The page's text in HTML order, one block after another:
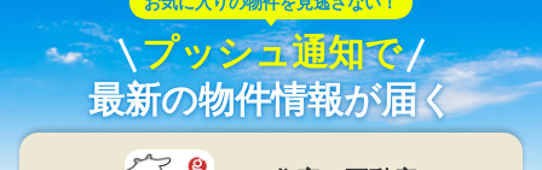
プッシュ通知で
最新の物件情報が届く